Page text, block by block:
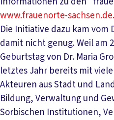
www.frauenorte-sachsen.de.
Die Initiative dazu kam vom
damit nicht genug. Weil am
Geburtstag von Dr. Maria
letztes Jahr bereits mit
Akteuren aus Stadt und
Bildung, Verwaltung und
Sorbischen Institutionen,